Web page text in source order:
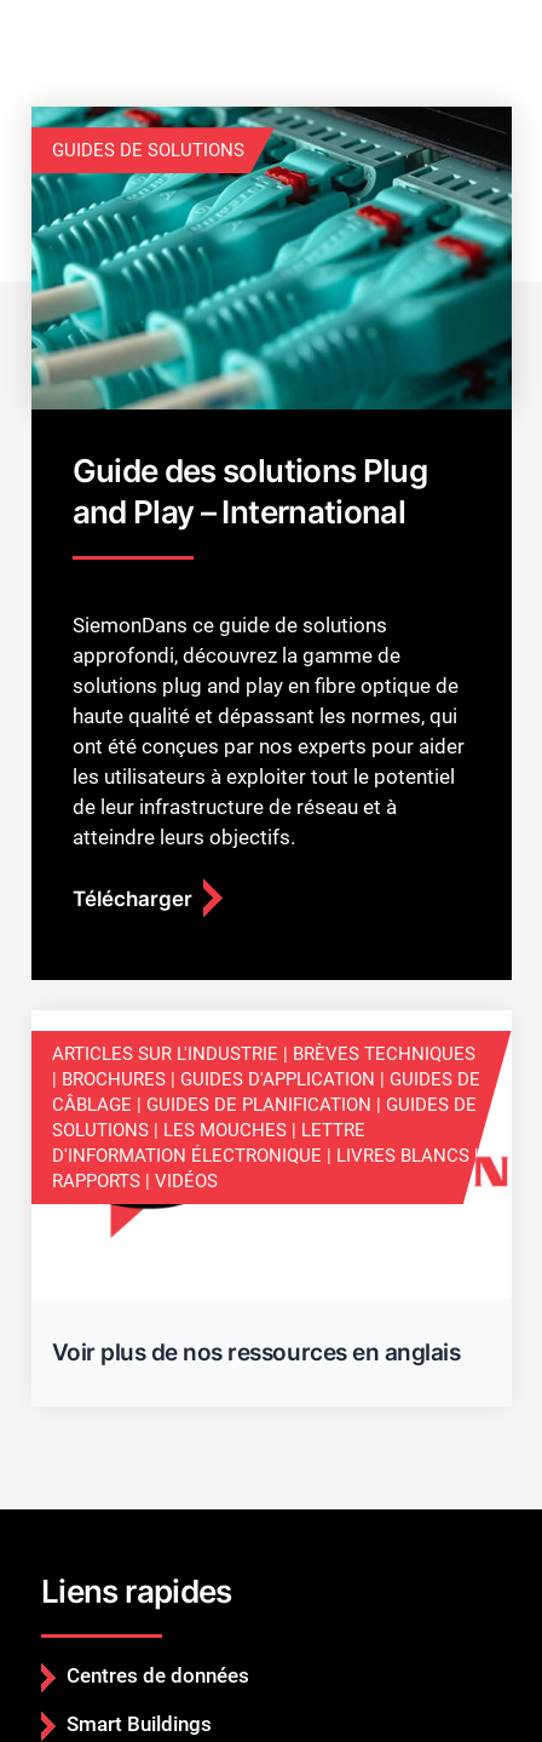
GUIDES DE SOLUTIONS
Guide des solutions Plug
and Play – International
SiemonDans ce guide de solutions
approfondi, découvrez la gamme de
solutions plug and play en fibre optique de
haute qualité et dépassant les normes, qui
ont été conçues par nos experts pour aider
les utilisateurs à exploiter tout le potentiel
de leur infrastructure de réseau et à
atteindre leurs objectifs.
Télécharger
ARTICLES SUR L'INDUSTRIE | BRÈVES TECHNIQUES
| BROCHURES | GUIDES D'APPLICATION | GUIDES DE
CÂBLAGE | GUIDES DE PLANIFICATION | GUIDES DE
SOLUTIONS | LES MOUCHES | LETTRE
D'INFORMATION ÉLECTRONIQUE | LIVRES BLANCS |
RAPPORTS | VIDÉOS
Voir plus de nos ressources en anglais
Liens rapides
Centres de données
Smart Buildings